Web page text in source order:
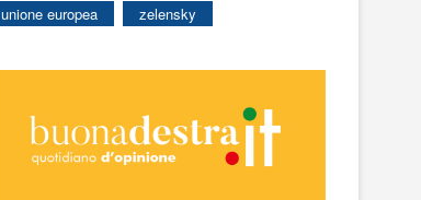
unione europea
zelensky